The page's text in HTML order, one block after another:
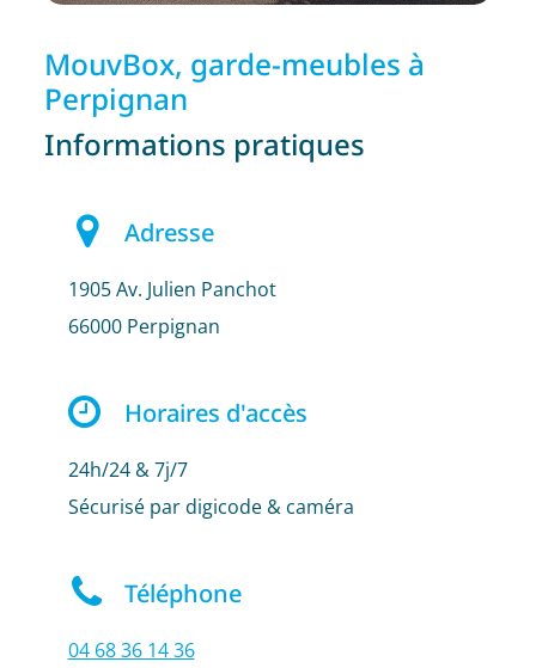
MouvBox, garde-meubles à
Perpignan
Informations pratiques
Adresse
1905 Av. Julien Panchot
66000 Perpignan
Horaires d'accès
24h/24 & 7j/7
Sécurisé par digicode & caméra
Téléphone
04 68 36 14 36